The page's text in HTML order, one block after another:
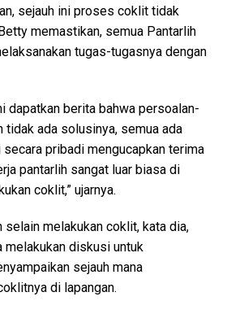
sejauh ini proses coklit tidak
memastikan, semua Pantarlih
tugas-tugasnya dengan
dapatkan berita bahwa persoalan-
tidak ada solusinya, semua ada
pribadi mengucapkan terima
pantarlih sangat luar biasa di
coklit,” ujarnya.
selain melakukan coklit, kata dia,
melakukan diskusi untuk
sejauh mana
di lapangan.